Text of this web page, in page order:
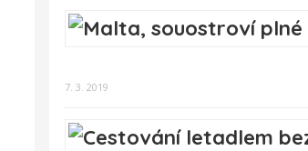
7. 3. 2019